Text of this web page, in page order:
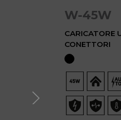
W-45W
CARICATORE
CONETTORI